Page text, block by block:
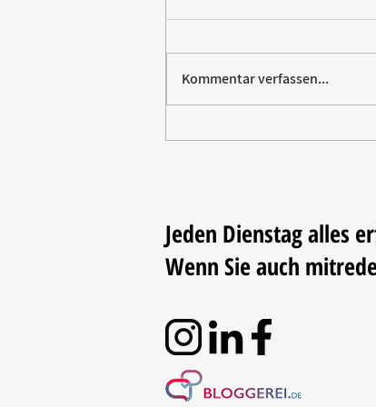
Vom Elektromarkt aufs
Kommentar verfassen...
Jeden Dienstag alles
Wenn Sie auch